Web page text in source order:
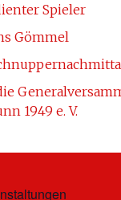
Spieler
Gömmel
1949 e. V.